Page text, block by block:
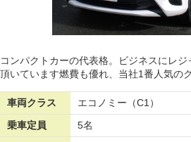
コンパクトカーの代表格。ビジネスにレ
頂いています燃費も優れ、当社1番人気の
車両クラス
エコノミー（C1）
乗車定員
5名